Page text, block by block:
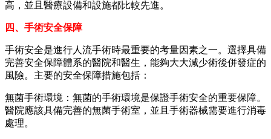
高，並且醫療設備和設施都比較先進。
四、手術安全保障
手術安全是進行人流手術時最重要的考量因素之一。選擇具備
完善安全保障體系的醫院和醫生，能夠大大減少術後併發症的
風險。主要的安全保障措施包括：
無菌手術環境：無菌的手術環境是保證手術安全的重要保障。
醫院應該具備完善的無菌手術室，並且手術器械需要進行消毒
處理。